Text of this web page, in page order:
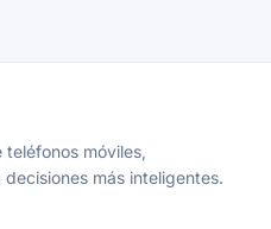
móviles,
más inteligentes.